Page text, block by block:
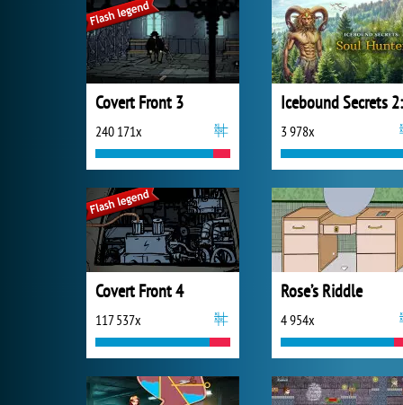
Covert Front 3
240 171x 3 978x
Covert Front 4
117 537x
Rose’s Riddle
4 954x